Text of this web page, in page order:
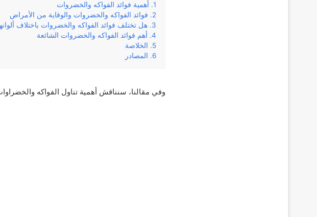
أهمية فوائد الفواكه والخضروات
فوائد الفواكه والخضروات والوقاية من الأمراض
هل تختلف فوائد الفواكه والخضروات باختلاف
أهم فوائد الفواكه والخضروات الشائعة
الخلاصة
المصادر
وفي مقالنا، سنناقش أهمية تناول الفواكه